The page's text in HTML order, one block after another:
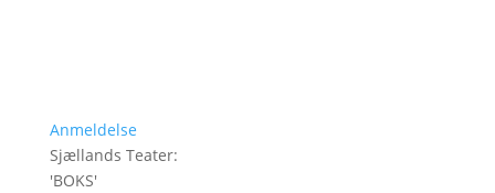
Anmeldelse
Sjællands Teater:
'BOKS'